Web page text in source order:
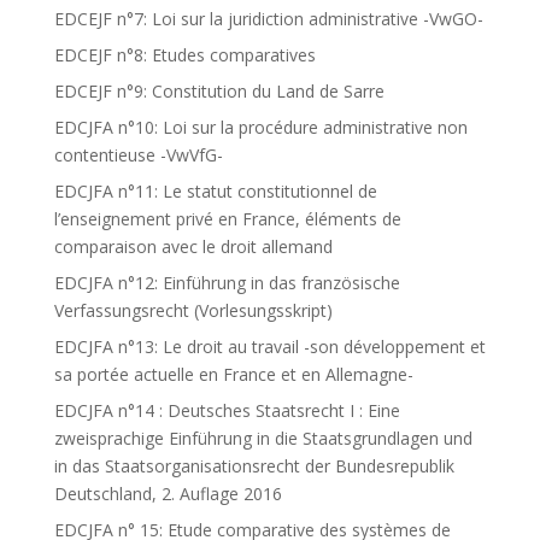
EDCEJF n°7: Loi sur la juridiction administrative -VwGO-
EDCEJF n°8: Etudes comparatives
EDCEJF n°9: Constitution du Land de Sarre
EDCJFA n°10: Loi sur la procédure administrative non
contentieuse -VwVfG-
EDCJFA n°11: Le statut constitutionnel de
l’enseignement privé en France, éléments de
comparaison avec le droit allemand
EDCJFA n°12: Einführung in das französische
Verfassungsrecht (Vorlesungsskript)
EDCJFA n°13: Le droit au travail -son développement et
sa portée actuelle en France et en Allemagne-
EDCJFA n°14 : Deutsches Staatsrecht I : Eine
zweisprachige Einführung in die Staatsgrundlagen und
in das Staatsorganisationsrecht der Bundesrepublik
Deutschland, 2. Auflage 2016
EDCJFA n° 15: Etude comparative des systèmes de